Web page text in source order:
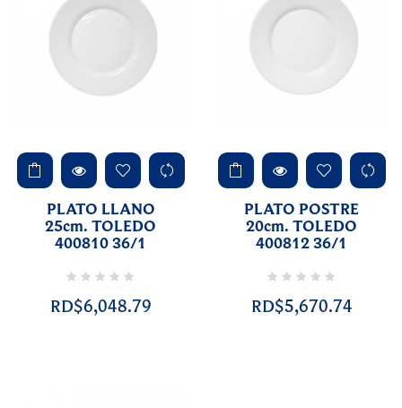
PLATO LLANO
25cm. TOLEDO
400810 36/1
RD$6,048.79
PLATO POSTRE
20cm. TOLEDO
400812 36/1
RD$5,670.74